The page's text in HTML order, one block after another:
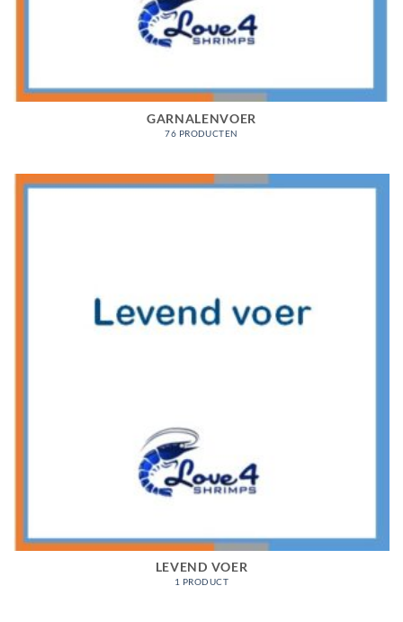
GARNALENVOER
76 PRODUCTEN
LEVEND VOER
1 PRODUCT